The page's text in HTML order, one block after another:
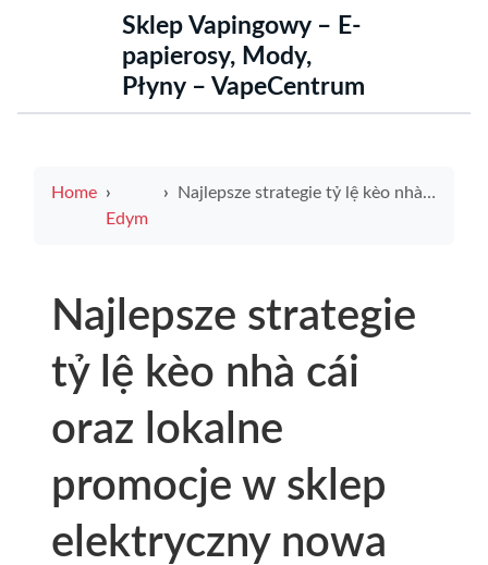
Sklep Vapingowy – E-
papierosy, Mody,
Płyny – VapeCentrum
Home
Edym
Najlepsze strategie tỷ lệ kèo nhà cái oraz lokalne promocje w sklep elektryczny nowa sól
Najlepsze strategie
tỷ lệ kèo nhà cái
oraz lokalne
promocje w sklep
elektryczny nowa